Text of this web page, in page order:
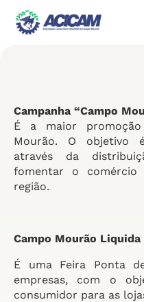
Campanha “Campo
É a maior
Mourão. O objetivo
através da
fomentar o comércio
região.
Campo Mourão Liquida
É uma Feira Ponta
empresas, com o
consumidor para as